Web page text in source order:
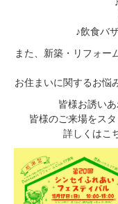
♪飲食バ
また、新築・リフォー
お住まいに関するお悩
皆様お誘い
皆様のご来場をス
詳しくはこ